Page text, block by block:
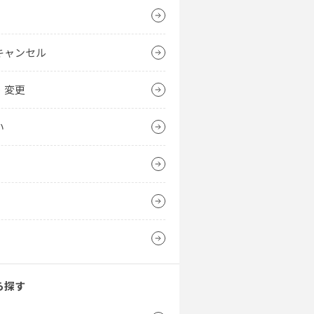
ャンセル
変更
探す